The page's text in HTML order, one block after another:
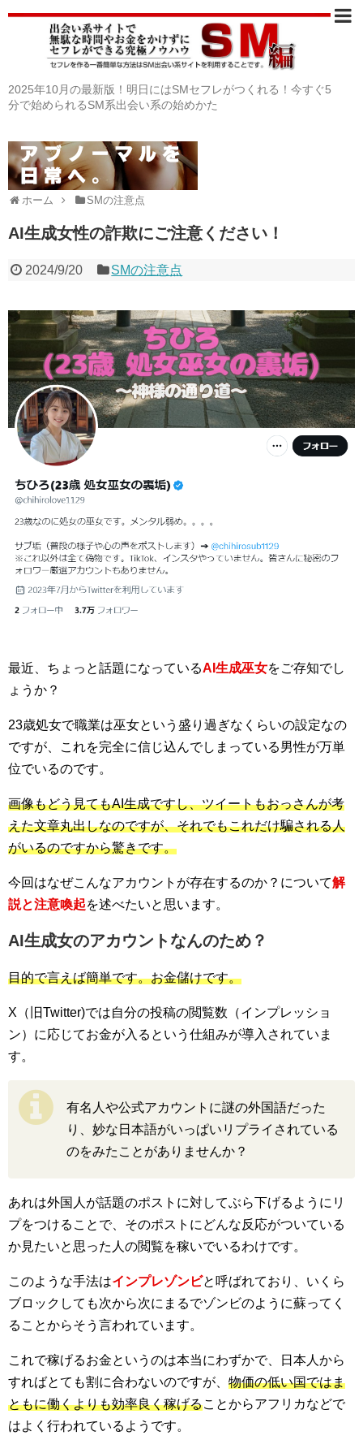
2025年10月の最新版！明日にはSMセフレがつくれる！今すぐ5
分で始められるSM系出会い系の始めかた
ホーム SMの注意点
AI生成女性の詐欺にご注意ください！
2024/9/20 SMの注意点
最近、ちょっと話題になっているAI生成巫女をご存知でし
ょうか？
23歳処女で職業は巫女という盛り過ぎなくらいの設定なの
ですが、これを完全に信じ込んでしまっている男性が万単
位でいるのです。
画像もどう見てもAI生成ですし、ツイートもおっさんが考
えた文章丸出しなのですが、それでもこれだけ騙される人
がいるのですから驚きです。
今回はなぜこんなアカウントが存在するのか？について解
説と注意喚起を述べたいと思います。
AI生成女のアカウントなんのため？
目的で言えば簡単です。お金儲けです。
X（旧Twitter)では自分の投稿の閲覧数（インプレッショ
ン）に応じてお金が入るという仕組みが導入されていま
す。
有名人や公式アカウントに謎の外国語だった
り、妙な日本語がいっぱいリプライされている
のをみたことがありませんか？
あれは外国人が話題のポストに対してぶら下げるようにリ
プをつけることで、そのポストにどんな反応がついている
か見たいと思った人の閲覧を稼いでいるわけです。
このような手法はインプレゾンビと呼ばれており、いくら
ブロックしても次から次にまるでゾンビのように蘇ってく
ることからそう言われています。
これで稼げるお金というのは本当にわずかで、日本人から
すればとても割に合わないのですが、 物価の低い国ではま
ともに働くよりも効率良く稼げることからアフリカなどで
はよく行われているようです。